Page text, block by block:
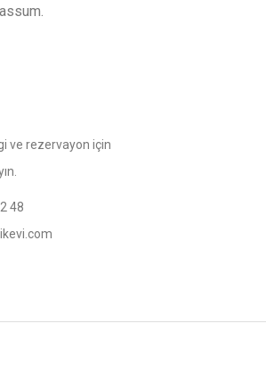
ve rezervayon için
48